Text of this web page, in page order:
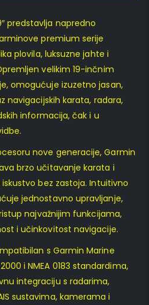
predstavlja napredno
premium serije
plovila, luksuzne jahte i
velikim 19-inčnim
omogućuje izuzetno jasan,
navigacijskih karata, radara,
informacija, čak i u
nove generacije, Garmin
brzo učitavanje karata i
bez zastoja. Intuitivno
jednostavno upravljanje,
najvažnijim funkcijama,
i učinkovitost navigacije.
s Garmin Marine
i NMEA 0183 standardima,
integraciju s radarima,
sustavima, kamerama i